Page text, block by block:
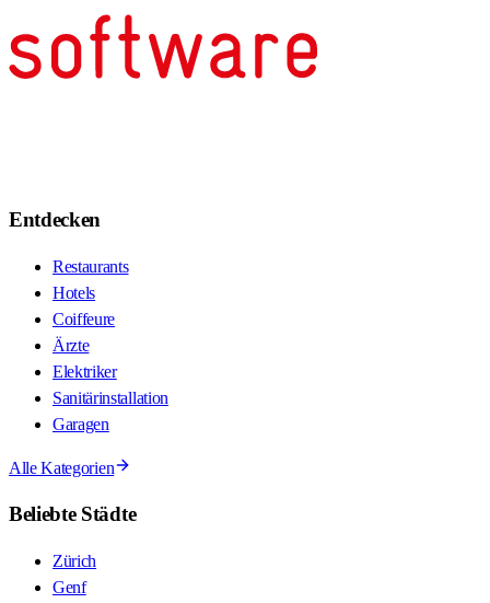
Entdecken
Restaurants
Hotels
Coiffeure
Ärzte
Elektriker
Sanitärinstallation
Garagen
Alle Kategorien
Beliebte Städte
Zürich
Genf